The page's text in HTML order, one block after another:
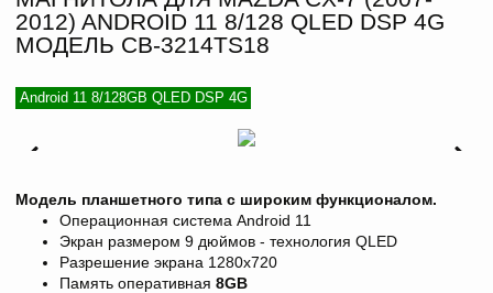
2012) ANDROID 11 8/128 QLED DSP 4G
МОДЕЛЬ CB-3214TS18
Android 11 8/128GB QLED DSP 4G
Модель планшетного типа с широким функционалом.
Операционная система Android 11
Экран размером 9 дюймов - технология QLED
Разрешение экрана 1280х720
Память оперативная 8GB